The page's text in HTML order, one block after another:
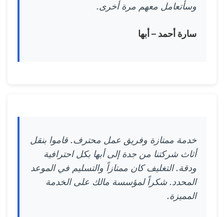
وسأتعامل معهم مرة أخرى.
سارة أحمد – أبها
خدمة ممتازة وفريق عمل محترف. قاموا بنقل
أثاث شركتنا من جدة إلى أبها بكل احترافية
ودقة. التغليف كان ممتازاً والتسليم في الموعد
المحدد. شكراً لمؤسسة مالك على الخدمة
المميزة.